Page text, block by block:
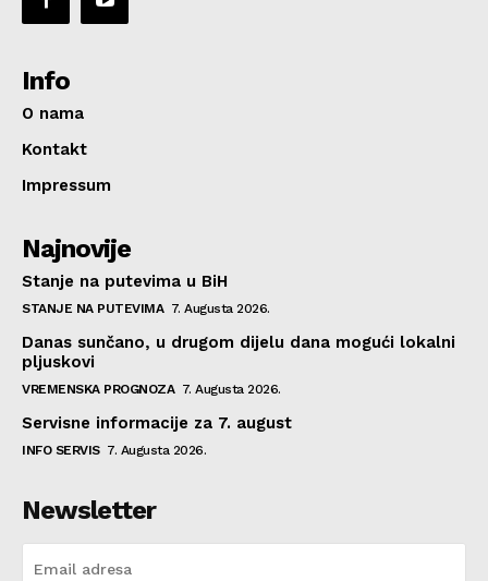
Info
O nama
Kontakt
Impressum
Najnovije
Stanje na putevima u BiH
STANJE NA PUTEVIMA 7. Augusta 2026.
Danas sunčano, u drugom dijelu dana mogući lokalni
pljuskovi
VREMENSKA PROGNOZA 7. Augusta 2026.
Servisne informacije za 7. august
INFO SERVIS 7. Augusta 2026.
Newsletter